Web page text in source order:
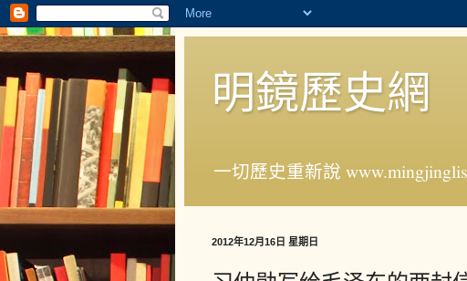
明鏡歷史網
一切歷史重新說
2012年12月16日 星期日